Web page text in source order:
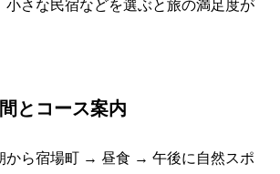
小さな民宿などを選ぶと旅の満足度が
とコース案内
から宿場町 → 昼食 → 午後に自然スポ